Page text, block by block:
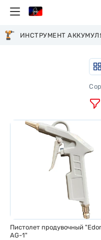
ИНСТРУМЕНТ
Пистолет продувочный
AG-1"